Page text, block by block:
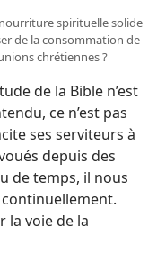
spirituelle solide
de la consommation de
chrétiennes ?
de la Bible n’est
ce n’est pas
ses serviteurs à
depuis des
de temps, il nous
la voie de la